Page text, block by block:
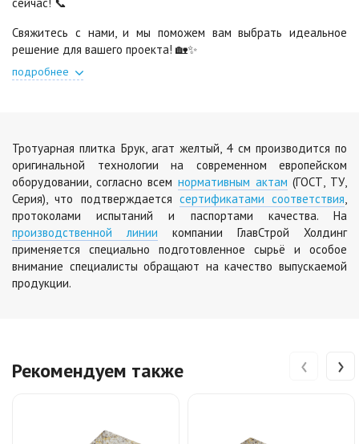
Свяжитесь с нами, и мы поможем вам выбрать идеальное
решение для вашего проекта! 🏡✨
подробнее
Тротуарная плитка Брук, агат желтый, 4 см производится по
оригинальной технологии на современном европейском
оборудовании, согласно всем нормативным актам (ГОСТ, ТУ,
Серия), что подтверждается сертификатами соответствия,
протоколами испытаний и паспортами качества. На
производственной линии компании ГлавСтрой Холдинг
применяется специально подготовленное сырьё и особое
внимание специалисты обращают на качество выпускаемой
продукции.
Рекомендуем также ‹ ›